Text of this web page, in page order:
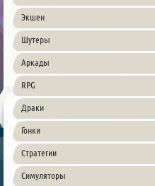
Экшен
Шутеры
Аркады
RPG
Драки
Гонки
Стратегии
Симуляторы